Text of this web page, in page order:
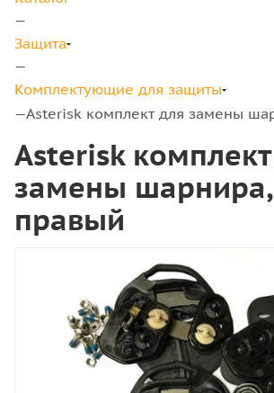
—
Защита
—
Комплектующие для защиты
—Asterisk комплект для замены
Asterisk
замены шарнира,
правый